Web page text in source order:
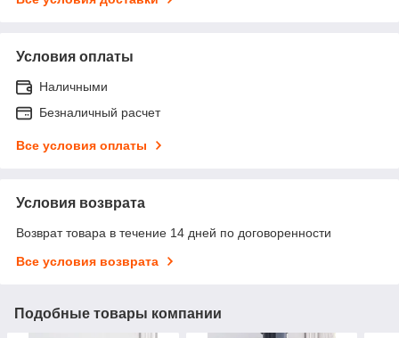
Условия оплаты
Наличными
Безналичный расчет
Все условия оплаты
Условия возврата
Возврат товара в течение 14 дней по договоренности
Все условия возврата
Подобные товары компании